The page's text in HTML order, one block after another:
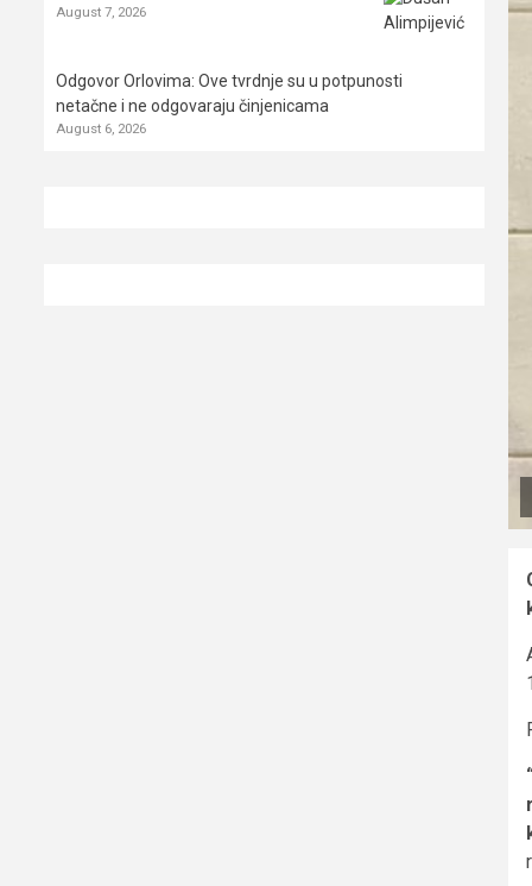
August 7, 2026
Odgovor Orlovima: ​Ove tvrdnje su u potpunosti
netačne i ne odgovaraju činjenicama
August 6, 2026